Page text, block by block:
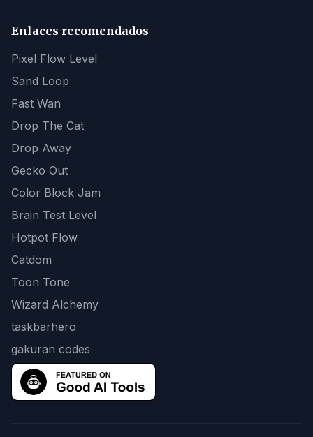
Enlaces recomendados
Pixel Flow Level
Sand Loop
Fast Wan
Drop The Cat
Drop Away
Gecko Out
Color Block Jam
Brain Test Level
Hotpot Flow
Catdom
Toon Tone
Wizard Alchemy
taskbarhero
gakuran codes